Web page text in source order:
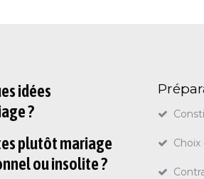
idées
?
plutôt mariage
ou insolite ?